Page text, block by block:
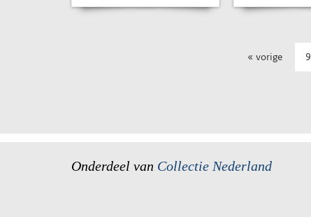
« vorige 9
Onderdeel van Collectie Nederland